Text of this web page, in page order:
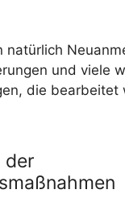
natürlich
und viele
die bearbeitet
der